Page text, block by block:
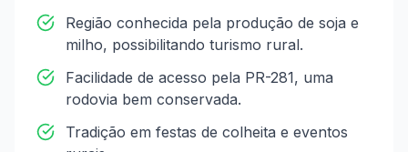
Região conhecida pela produção de soja e
milho, possibilitando turismo rural.
Facilidade de acesso pela PR-281, uma
rodovia bem conservada.
Tradição em festas de colheita e eventos